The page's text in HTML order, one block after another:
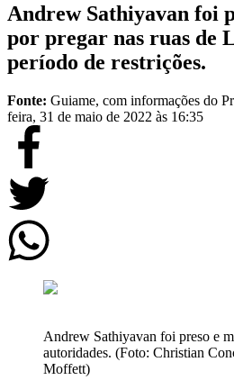
Andrew Sathiyavan foi
por pregar nas ruas de
período de restrições.
Fonte: Guiame, com informações do
feira, 31 de maio de 2022 às 16:35
Andrew Sathiyavan foi preso e
autoridades. (Foto: Christian
Moffett)